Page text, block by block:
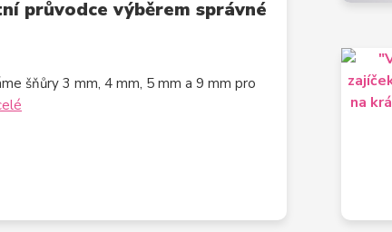
průvodce výběrem správné
šňůry 3 mm, 4 mm, 5 mm a 9 mm pro